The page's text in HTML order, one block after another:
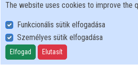
User Policy
Adatkezelési tájékoztató (en)
Cookie Policy
The website uses cookies to improve the
Funkcionális sütik elfogadása
Személyes sütik elfogadása
Elfogad Elutasít